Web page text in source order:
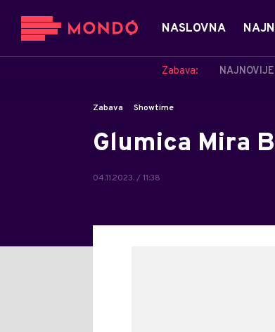
NASLOVNA
Zabava: NAJNOVIJE
Zabava Showtime
Glumica Mira
04.11.2023. / 11:38